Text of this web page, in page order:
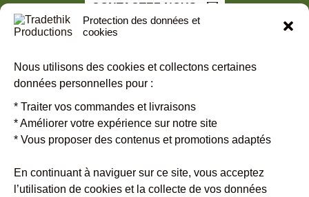
CONTACTEZ-NOUS
S'INSCRIRE À NOTRE NEWSLETTER
Restez informé.es des dates entre amis ou en famille, toutes les
informations pratiques sur les groupes de Tradethik.
vite !
Protection des données et
cookies
Nous utilisons des cookies et collectons certaines
données personnelles pour :
* Traiter vos commandes et livraisons
* Améliorer votre expérience sur notre site
* Vous proposer des contenus et promotions adaptés
En continuant à naviguer sur ce site, vous acceptez
l’utilisation de cookies et la collecte de vos données